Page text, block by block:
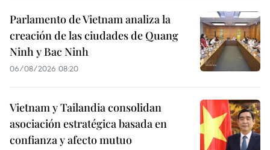
Parlamento de Vietnam analiza la
creación de las ciudades de Quang
Ninh y Bac Ninh
06/08/2026 08:20
Vietnam y Tailandia consolidan
asociación estratégica basada en
confianza y afecto mutuo